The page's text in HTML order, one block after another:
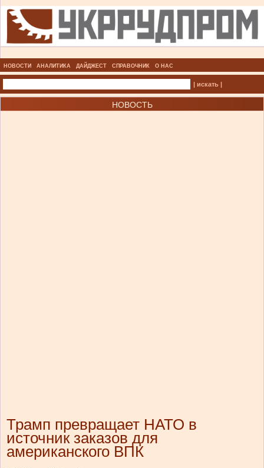
НОВОСТИ АНАЛИТИКА ДАЙДЖЕСТ СПРАВОЧНИК О НАС
| искать |
НОВОСТЬ
Трамп превращает НАТО в
источник заказов для
американского ВПК